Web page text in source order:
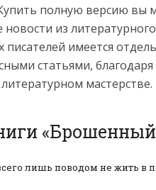
полную версию вы
новости из
имеется
статьями,
мастерстве.
лишь поводом не жить в